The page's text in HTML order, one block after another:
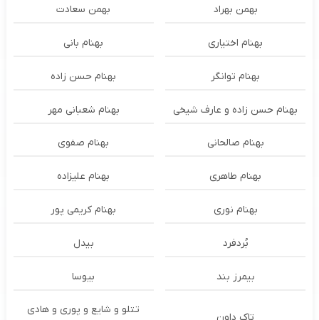
بهمن بهراد بهمن سعادت
بهنام اختیاری بهنام بانی
بهنام توانگر بهنام حسن زاده
بهنام حسن زاده و عارف شیخی بهنام شعبانی مهر
بهنام صالحانی بهنام صفوی
بهنام طاهری بهنام علیزاده
بهنام نوری بهنام کریمی پور
بُردفرد بیدل
بیمرز بند بیوسا
تتلو و شایع و پوری و هادی